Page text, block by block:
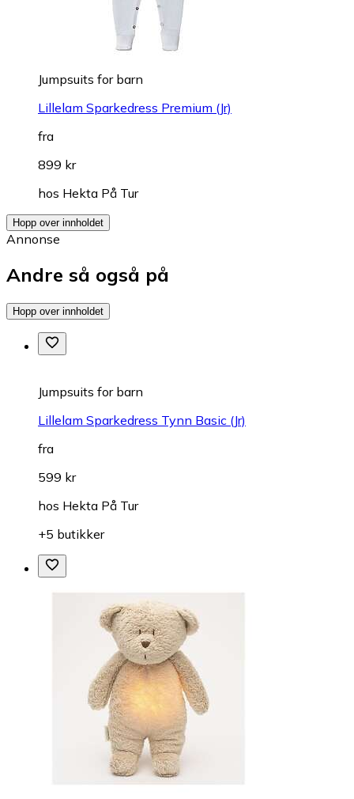
Jumpsuits for barn
Lillelam Sparkedress Premium (Jr)
fra
899 kr
hos Hekta På Tur
Hopp over innholdet
Annonse
Andre så også på
Hopp over innholdet
Jumpsuits for barn
Lillelam Sparkedress Tynn Basic (Jr)
fra
599 kr
hos Hekta På Tur
+5 butikker